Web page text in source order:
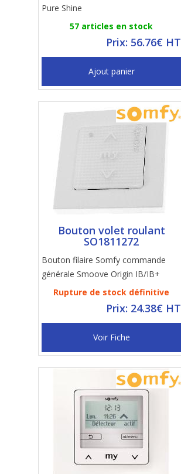
Pure Shine
57 articles en stock
Prix: 56.76€ HT
Ajout panier
Bouton volet roulant
SO1811272
Bouton filaire Somfy commande
générale Smoove Origin IB/IB+
Rupture de stock définitive
Prix: 24.38€ HT
Voir Fiche